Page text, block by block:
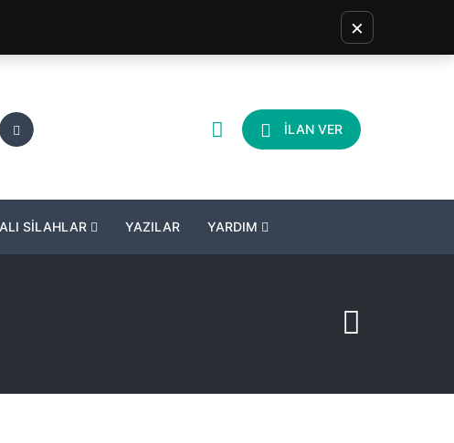
İLAN VER
SİLAHLAR YAZILAR YARDIM
×